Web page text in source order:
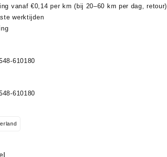
vanaf €0,14 per km (bij 20–60 km per dag, retour)
werktijden
610180
610180